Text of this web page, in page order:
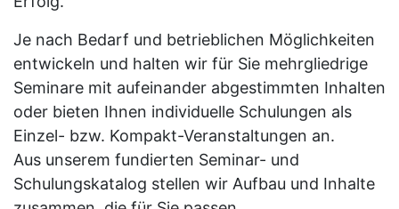
Je nach Bedarf und betrieblichen Möglichkeiten
entwickeln und halten wir für Sie mehrgliedrige
Seminare mit aufeinander abgestimmten Inhalten
oder bieten Ihnen individuelle Schulungen als
Einzel- bzw. Kompakt-Veranstaltungen an.
Aus unserem fundierten Seminar- und
Schulungskatalog stellen wir Aufbau und Inhalte